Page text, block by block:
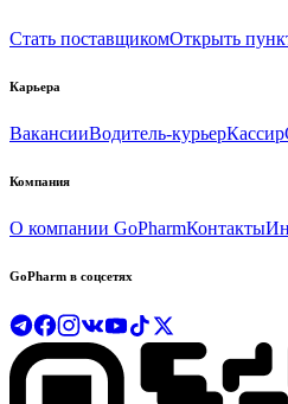
Стать поставщикомОткрыть
Карьера
ВакансииВодитель-курьерКассир
Компания
О компании GoPharmКонтакты
GoPharm в соцсетях